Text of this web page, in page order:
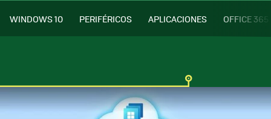
WINDOWS 10 PERIFÉRICOS APLICACIONES OFFICE 365